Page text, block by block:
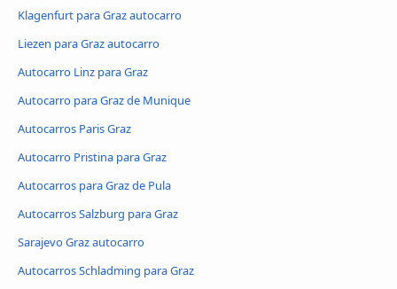
Klagenfurt para Graz autocarro
Liezen para Graz autocarro
Autocarro Linz para Graz
Autocarro para Graz de Munique
Autocarros Paris Graz
Autocarro Pristina para Graz
Autocarros para Graz de Pula
Autocarros Salzburg para Graz
Sarajevo Graz autocarro
Autocarros Schladming para Graz